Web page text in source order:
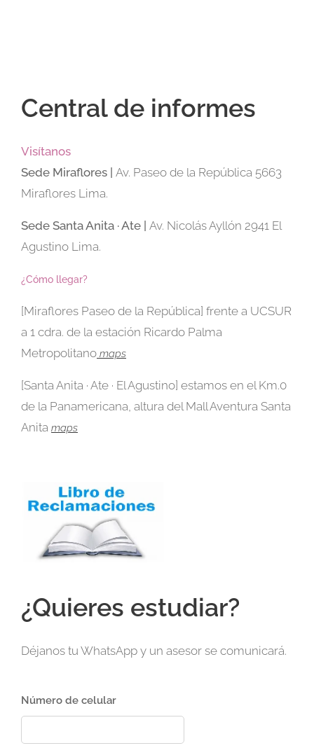
Central de informes
Visítanos
Sede Miraflores | Av. Paseo de la República 5663
Miraflores Lima.
Sede Santa Anita · Ate | Av. Nicolás Ayllón 2941 El
Agustino Lima.
¿Cómo llegar?
[Miraflores Paseo de la República] frente a UCSUR
a 1 cdra. de la estación Ricardo Palma
Metropolitano maps
[Santa Anita · Ate · El Agustino] estamos en el Km.0
de la Panamericana, altura del Mall Aventura Santa
Anita maps
¿Quieres estudiar?
Déjanos tu WhatsApp y un asesor se comunicará.
Número de celular